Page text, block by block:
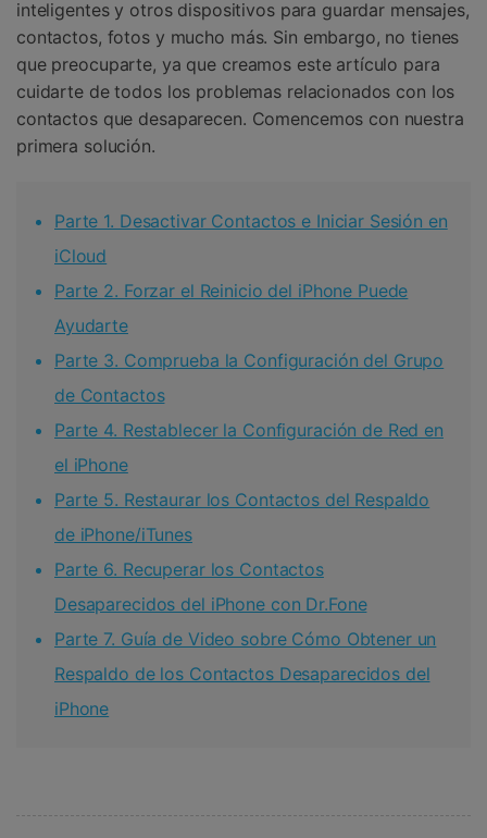
inteligentes y otros dispositivos para guardar mensajes,
contactos, fotos y mucho más. Sin embargo, no tienes
que preocuparte, ya que creamos este artículo para
cuidarte de todos los problemas relacionados con los
contactos que desaparecen. Comencemos con nuestra
primera solución.
Parte 1. Desactivar Contactos e Iniciar Sesión en
iCloud
Parte 2. Forzar el Reinicio del iPhone Puede
Ayudarte
Parte 3. Comprueba la Configuración del Grupo
de Contactos
Parte 4. Restablecer la Configuración de Red en
el iPhone
Parte 5. Restaurar los Contactos del Respaldo
de iPhone/iTunes
Parte 6. Recuperar los Contactos
Desaparecidos del iPhone con Dr.Fone
Parte 7. Guía de Video sobre Cómo Obtener un
Respaldo de los Contactos Desaparecidos del
iPhone